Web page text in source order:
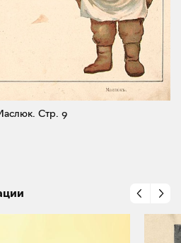
Стр. 9